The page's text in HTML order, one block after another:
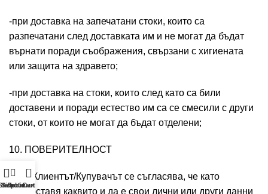
-при доставка на запечатани стоки, които са
разпечатани след доставката им и не могат да бъдат
върнати поради съображения, свързани с хигиената
или защита на здравето;
-при доставка на стоки, които след като са били
доставени и поради естество им са се смесили с други
стоки, от които не могат да бъдат отделени;
10. ПОВЕРИТЕЛНОСТ
10.1. Клиентът/Купувачът се съгласява, че като
предоставя каквито и да е свои лични или други данни
Sidebar
Любими
0
Cart